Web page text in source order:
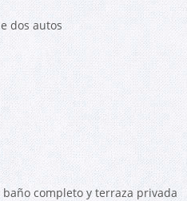
dos autos
baño completo y terraza privada